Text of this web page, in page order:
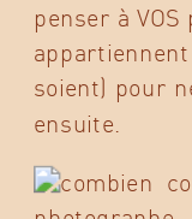
penser à
soient) pour
ensuite.